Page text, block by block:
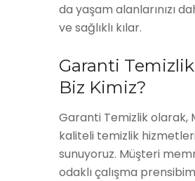
da yaşam alanlarınızı
ve sağlıklı kılar.
Garanti
Biz Kimiz?
Garanti Temizlik olarak,
kaliteli temizlik
sunuyoruz. Müşteri
odaklı çalışma